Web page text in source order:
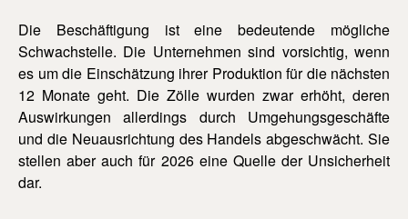
Die Beschäftigung ist eine bedeutende mögliche
Schwachstelle. Die Unternehmen sind vorsichtig, wenn
es um die Einschätzung ihrer Produktion für die nächsten
12 Monate geht. Die Zölle wurden zwar erhöht, deren
Auswirkungen allerdings durch Umgehungsgeschäfte
und die Neuausrichtung des Handels abgeschwächt. Sie
stellen aber auch für 2026 eine Quelle der Unsicherheit
dar.